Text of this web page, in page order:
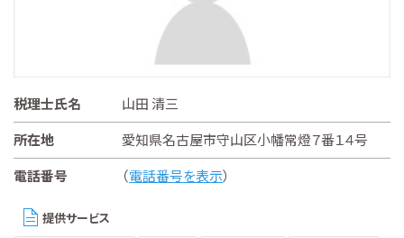
税理士氏名
山田 清三
所在地
愛知県名古屋市守山区小幡常燈７番１４号
電話番号
（電話番号を表示）
提供サービス